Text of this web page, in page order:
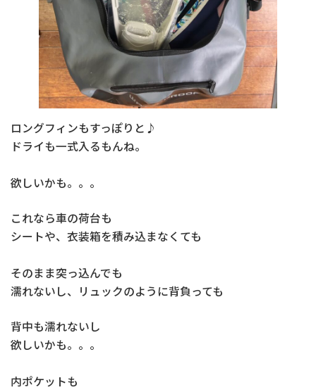
ロングフィンもすっぽりと♪
ドライも一式入るもんね。
欲しいかも。。。
これなら車の荷台も
シートや、衣装箱を積み込まなくても
そのまま突っ込んでも
濡れないし、リュックのように背負っても
背中も濡れないし
欲しいかも。。。
内ポケットも